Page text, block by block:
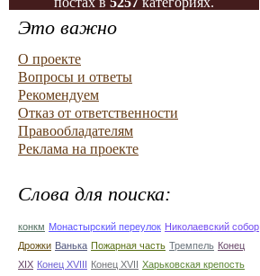
Это важно
О проекте
Вопросы и ответы
Рекомендуем
Отказ от ответственности
Правообладателям
Реклама на проекте
Слова для поиска:
конкм Монастырский переулок Николаевский собор
Дрожки Ванька Пожарная часть Тремпель Конец
XIX Конец XVIII Конец XVII Харьковская крепость